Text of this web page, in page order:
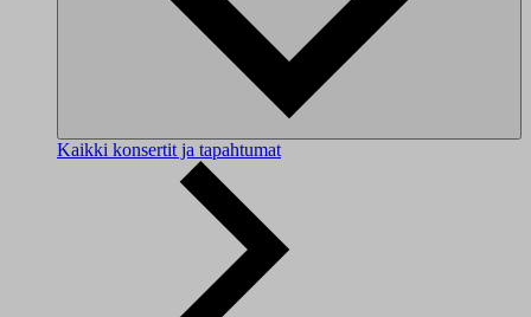
Kaikki konsertit ja tapahtumat